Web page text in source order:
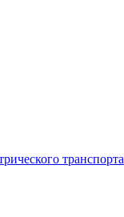
транспорта